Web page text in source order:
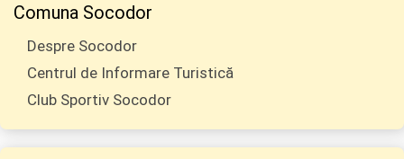
Comuna Socodor
Despre Socodor
Centrul de Informare Turistică
Club Sportiv Socodor